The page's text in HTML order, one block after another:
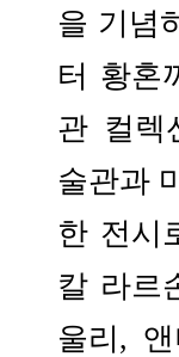
을 기념
터 황혼
관 컬렉
술관과
한 전시
칼 라르
울리,